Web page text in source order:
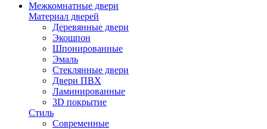
Межкомнатные двери
Материал дверей
Деревянные двери
Экошпон
Шпонированные
Эмаль
Стеклянные двери
Двери ПВХ
Ламинированные
3D покрытие
Стиль
Современные